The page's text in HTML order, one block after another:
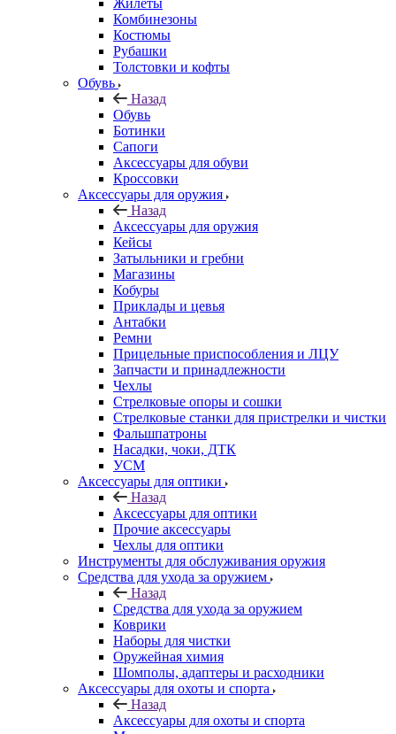
Жилеты
Комбинезоны
Костюмы
Рубашки
Толстовки и кофты
Обувь
Назад
Обувь
Ботинки
Сапоги
Аксессуары для обуви
Кроссовки
Аксессуары для оружия
Назад
Аксессуары для оружия
Кейсы
Затыльники и гребни
Магазины
Кобуры
Приклады и цевья
Антабки
Ремни
Прицельные приспособления и ЛЦУ
Запчасти и принадлежности
Чехлы
Стрелковые опоры и сошки
Стрелковые станки для пристрелки и чистки
Фальшпатроны
Насадки, чоки, ДТК
УСМ
Аксессуары для оптики
Назад
Аксессуары для оптики
Прочие аксессуары
Чехлы для оптики
Инструменты для обслуживания оружия
Средства для ухода за оружием
Назад
Средства для ухода за оружием
Коврики
Наборы для чистки
Оружейная химия
Шомполы, адаптеры и расходники
Аксессуары для охоты и спорта
Назад
Аксессуары для охоты и спорта